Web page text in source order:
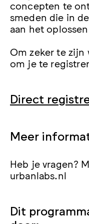
concepten te
smeden die in
aan het
Om zeker te zijn
om je te
Direct
Meer
Heb je vragen?
urbanlabs.nl
Dit